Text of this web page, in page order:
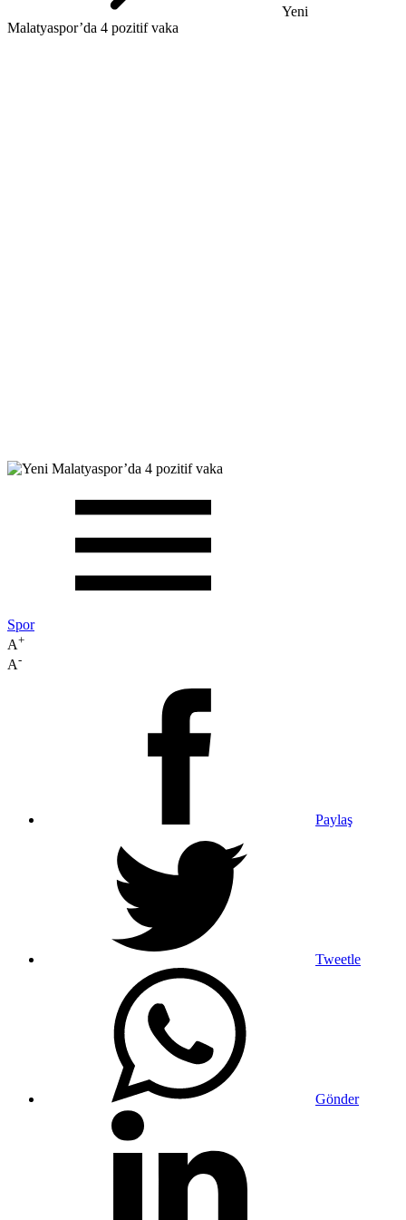
Yeni
Malatyaspor’da 4 pozitif vaka
Spor
A+
A-
Paylaş
Tweetle
Gönder